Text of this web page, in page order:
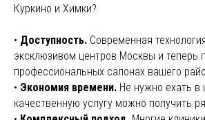
Куркино и Химки?
• Доступность. Современная
эксклюзивом центров Москвы и теперь
профессиональных салонах вашего
• Экономия времени. Не нужно ехать в
качественную услугу можно получить